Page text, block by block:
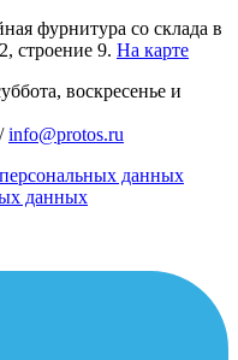
фурнитура со склада в
строение 9. На карте
воскресенье и
/info@protos.ru
данных
данных